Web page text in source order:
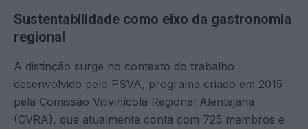
Sustentabilidade como eixo da gastronomia
regional
A distinção surge no contexto do trabalho
desenvolvido pelo PSVA, programa criado em 2015
pela Comissão Vitivinícola Regional Alentejana
(CVRA), que atualmente conta com 725 membros e